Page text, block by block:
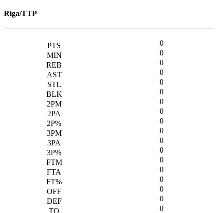
Riga/TTP
0
0
0
0
0
0
0
0
0
0
0
0
0
0
0
0
0
0